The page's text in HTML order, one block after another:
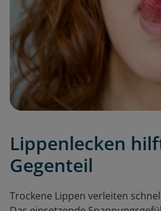
Lippenlecken
Gegenteil
Trockene Lippen verleiten